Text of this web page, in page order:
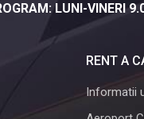
LUNI-VINERI
RENT A
Informatii